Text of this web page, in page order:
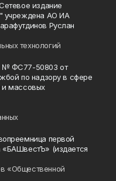
издание
учреждена АО ИА
Руслан
технологий
№ ФС77-50803 от
по надзору в сфере
и массовых
первой
«БАШвестЪ» (издается
«Общественной